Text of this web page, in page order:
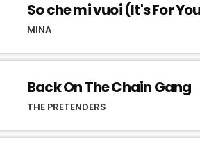
So che mi vuoi (It's For
MINA
Back On The Chain Gang
THE PRETENDERS